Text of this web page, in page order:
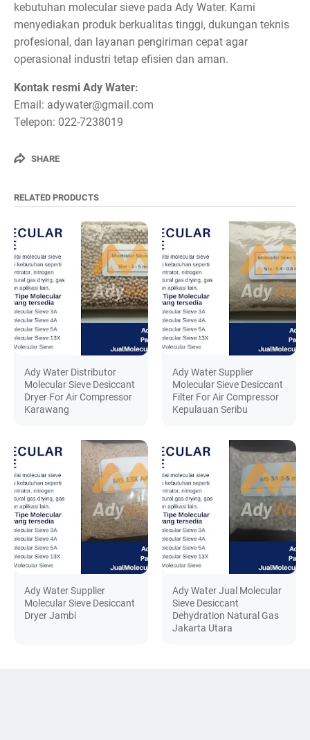
kebutuhan molecular sieve pada Ady Water. Kami
menyediakan produk berkualitas tinggi, dukungan teknis
profesional, dan layanan pengiriman cepat agar
operasional industri tetap efisien dan aman.
Kontak resmi Ady Water:
Email: adywater@gmail.com
Telepon: 022-7238019
SHARE
RELATED PRODUCTS
Ady Water Distributor
Molecular Sieve Desiccant
Dryer For Air Compressor
Karawang
Ady Water Supplier
Molecular Sieve Desiccant
Filter For Air Compressor
Kepulauan Seribu
Ady Water Supplier
Molecular Sieve Desiccant
Dryer Jambi
Ady Water Jual Molecular
Sieve Desiccant
Dehydration Natural Gas
Jakarta Utara